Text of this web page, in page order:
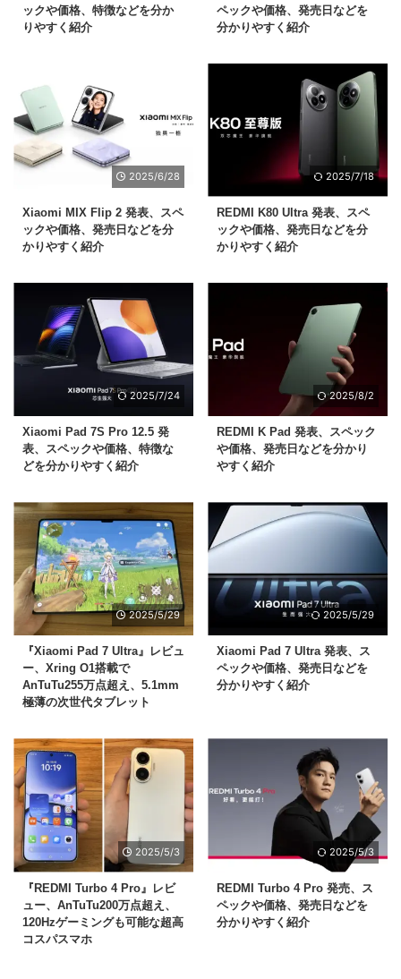
ックや価格、特徴などを分か
りやすく紹介
ペックや価格、発売日などを
分かりやすく紹介
2025/6/28
Xiaomi MIX Flip 2 発表、スペ
ックや価格、発売日などを分
かりやすく紹介
2025/7/18
REDMI K80 Ultra 発表、スペ
ックや価格、発売日などを分
かりやすく紹介
2025/7/24
Xiaomi Pad 7S Pro 12.5 発
表、スペックや価格、特徴な
どを分かりやすく紹介
2025/8/2
REDMI K Pad 発表、スペック
や価格、発売日などを分かり
やすく紹介
2025/5/29
『Xiaomi Pad 7 Ultra』レビュ
ー、Xring O1搭載で
AnTuTu255万点超え、5.1mm
極薄の次世代タブレット
2025/5/29
Xiaomi Pad 7 Ultra 発表、ス
ペックや価格、発売日などを
分かりやすく紹介
2025/5/3
『REDMI Turbo 4 Pro』レビ
ュー、AnTuTu200万点超え、
120Hzゲーミングも可能な超高
コスパスマホ
2025/5/3
REDMI Turbo 4 Pro 発売、ス
ペックや価格、発売日などを
分かりやすく紹介